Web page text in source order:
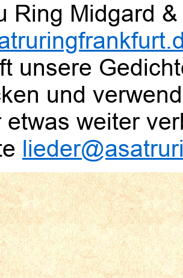
Ring Midgard
unsere
und
etwas weiter